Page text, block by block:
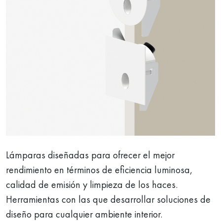
Lámparas diseñadas para ofrecer el mejor
rendimiento en términos de eficiencia luminosa,
calidad de emisión y limpieza de los haces.
Herramientas con las que desarrollar soluciones de
diseño para cualquier ambiente interior.